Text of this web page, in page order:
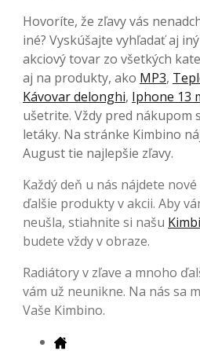
Hovoríte, že zľavy vás
iné? Vyskúšajte vyhľadať aj
akciový tovar zo všetkých
aj na produkty, ako MP3,
Kávovar delonghi, Iphone 13
ušetrite. Vždy pred nákupom
letáky. Na stránke Kimbino
August tie najlepšie zľavy.
Každý deň u nás nájdete
ďalšie produkty v akcii. Aby
neušla, stiahnite si našu
budete vždy v obraze.
Radiátory v zľave a mnoho
vám už neunikne. Na nás sa
Vaše Kimbino.